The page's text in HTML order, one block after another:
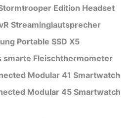
Edition Headset
Streaminglautsprecher
Portable SSD X5
smarte Fleischthermometer
Modular 41 Smartwatch
Modular 45 Smartwatch